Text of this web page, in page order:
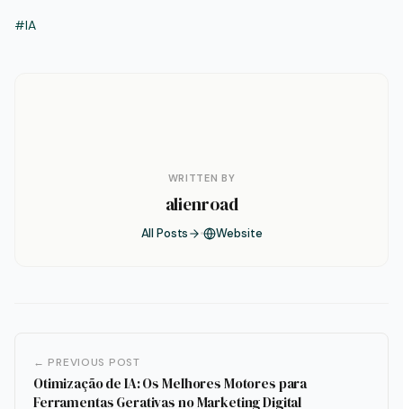
#IA
WRITTEN BY
alienroad
All Posts Website
← PREVIOUS POST
Otimização de IA: Os Melhores Motores para
Ferramentas Gerativas no Marketing Digital